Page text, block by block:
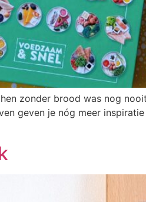
zonder brood was nog
geven je nóg meer